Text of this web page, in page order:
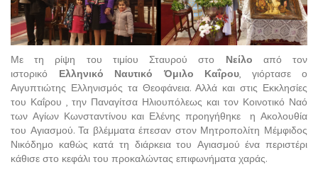
Με τη ρίψη του τιμίου Σταυρού στο Νείλο από τον
ιστορικό Ελληνικό Ναυτικό Όμιλο Καΐρου, γιόρτασε ο
Αιγυπτιώτης Ελληνισμός τα Θεοφάνεια. Αλλά και στις Εκκλησίες
του Καΐρου , την Παναγίτσα Ηλιουπόλεως και τον Κοινοτικό Ναό
των Αγίων Κωνσταντίνου και Ελένης προηγήθηκε η Ακολουθία
του Αγιασμού. Τα βλέμματα έπεσαν στον Μητροπολίτη Μέμφιδος
Νικόδημο καθώς κατά τη διάρκεια του Αγιασμού ένα περιστέρι
κάθισε στο κεφάλι του προκαλώντας επιφωνήματα χαράς.